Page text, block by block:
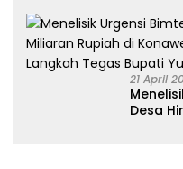
21 April
Desa